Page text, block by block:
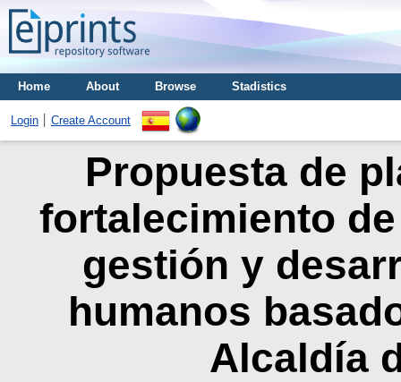
Home About Browse Stadistics
Login Create Account
Propuesta de
fortalecimiento
gestión y
humanos
Alcaldía